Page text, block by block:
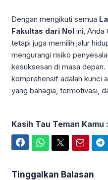
Dengan mengikuti semua
Fakultas dari Nol ini, Anda
tetapi juga memilih jalur
mengurangi risiko
kesuksesan di masa depan.
komprehensif adalah kunci
yang bahagia, termotivasi,
Kasih Tau Teman Kamu :
Tinggalkan Balasan